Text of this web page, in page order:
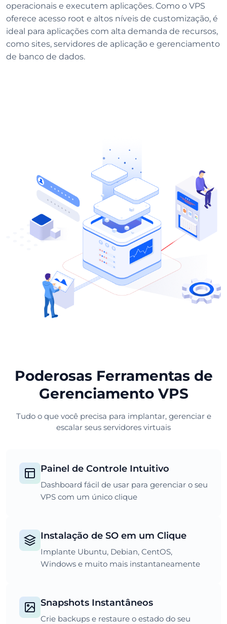
operacionais e executem aplicações. Como o VPS
oferece acesso root e altos níveis de customização, é
ideal para aplicações com alta demanda de recursos,
como sites, servidores de aplicação e gerenciamento
de banco de dados.
Poderosas Ferramentas de
Gerenciamento VPS
Tudo o que você precisa para implantar, gerenciar e
escalar seus servidores virtuais
Painel de Controle Intuitivo
Dashboard fácil de usar para gerenciar o seu
VPS com um único clique
Instalação de SO em um Clique
Implante Ubuntu, Debian, CentOS,
Windows e muito mais instantaneamente
Snapshots Instantâneos
Crie backups e restaure o estado do seu